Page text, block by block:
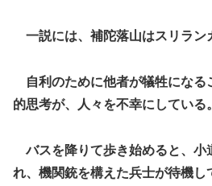
一説には、補陀落山はスリラン
自利のために他者が犠牲になる
的思考が、人々を不幸にしている。
バスを降りて歩き始めると、小
れ、機関銃を構えた兵士が待機し